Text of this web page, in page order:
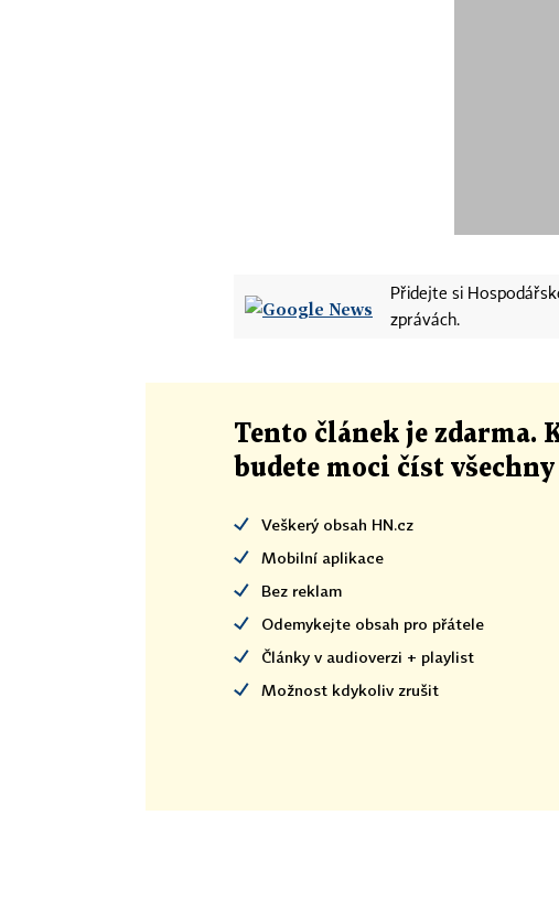
Přidejte si
zprávách.
Tento článek je zdarma.
budete moci číst
Veškerý obsah HN.cz
Mobilní aplikace
Bez reklam
Odemykejte obsah pro přátele
Články v audioverzi + playlist
Možnost kdykoliv zrušit